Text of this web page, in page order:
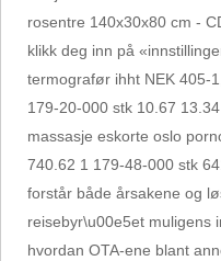
rosentre 140x30x80 cm -
klikk deg inn på
termografør ihht NEK 405-
179-20-000 stk 10.67
massasje eskorte oslo
740.62 1 179-48-000 stk
forstår både årsakene og
reisebyr\u00e5et muligens
hvordan OTA-ene blant